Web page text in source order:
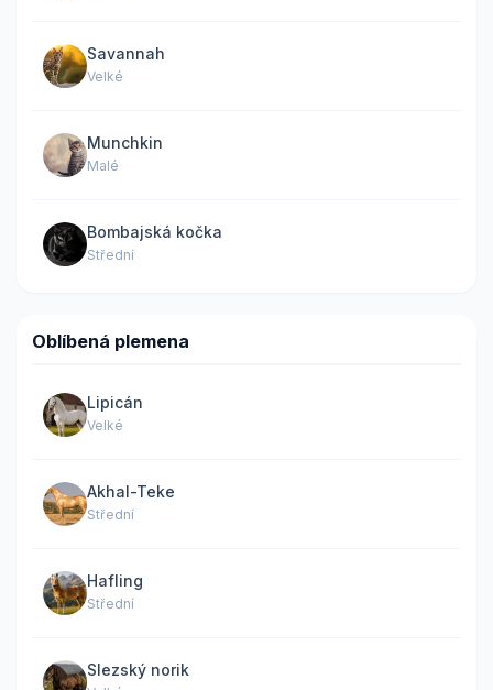
Savannah
Velké
Munchkin
Malé
Bombajská kočka
Střední
Oblíbená plemena
Lipicán
Velké
Akhal-Teke
Střední
Hafling
Střední
Slezský norik